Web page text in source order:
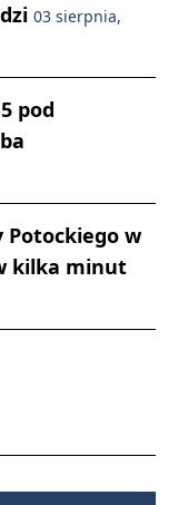
03 sierpnia,
pod
Potockiego w
kilka minut